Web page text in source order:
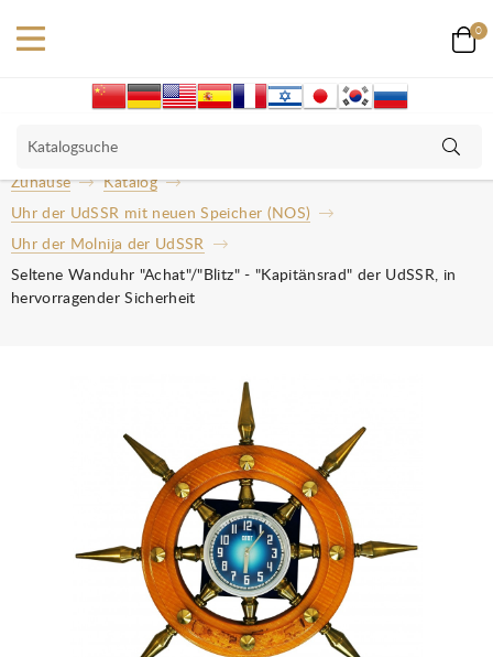
0
Zuhause
Katalog
Uhr der UdSSR mit neuen Speicher (NOS)
Uhr der Molnija der UdSSR
Seltene Wanduhr "Achat"/"Blitz" - "Kapitänsrad" der UdSSR, in
hervorragender Sicherheit